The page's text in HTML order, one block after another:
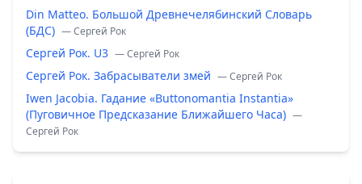
Din Matteo. Большой Древнечелябинский Словарь
(БДС) — Сергей Рок
Сергей Рок. U3 — Сергей Рок
Сергей Рок. Забрасыватели змей — Сергей Рок
Iwen Jacobia. Гадание «Buttonomantia Instantia»
(Пуговичное Предсказание Ближайшего Часа) —
Сергей Рок